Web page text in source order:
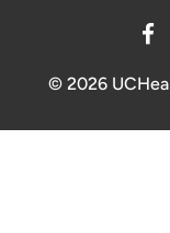
© 2026